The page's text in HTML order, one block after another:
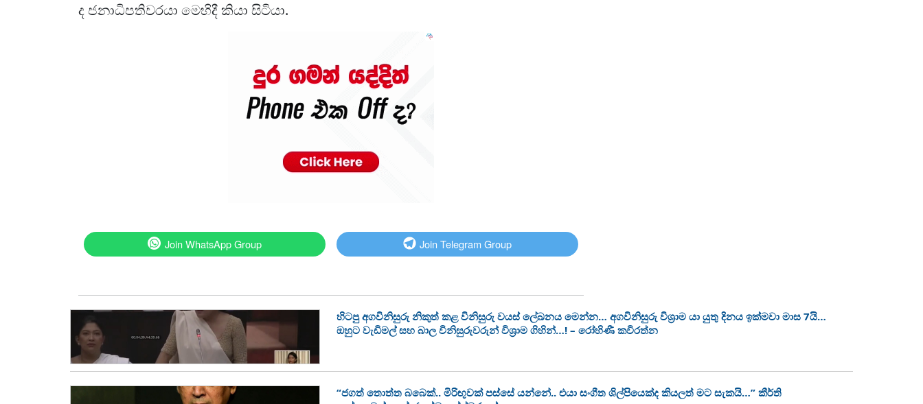
ද ජනාධිපතිවරයා මෙහිදී කියා සිටියා.
Join WhatsApp Group Join Telegram Group
හිටපු අගවිනිසුරු නිකුත් කළ විනිසුරු වයස් ලේඛනය මෙන්න… අගවිනිසුරු විශ්‍රාම යා යුතු දිනය ඉක්මවා මාස 7යි…
ඔහුට වැඩිමල් සහ බාල විනිසුරුවරුන් විශ්‍රාම ගිහින්…! – රෝහිණී කවිරත්න
“ජගත් තොත්ත බබෙක්.. මිරිඟුවක් පස්සේ යන්නේ.. එයා සංගීත ශිල්පියෙක්ද කියලත් මට සැකයි…” කීර්ති